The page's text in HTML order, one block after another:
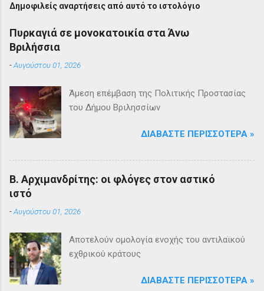
Δημοφιλείς αναρτήσεις από αυτό το ιστολόγιο
Πυρκαγιά σε μονοκατοικία στα Άνω
Βριλήσσια
-Αυγούστου 01, 2026
Άμεση επέμβαση της Πολιτικής Προστασίας
του Δήμου Βριλησσίων
ΔΙΑΒΆΣΤΕ ΠΕΡΙΣΣΌΤΕΡΑ »
Β. Αρχιμανδρίτης: οι φλόγες στον αστικό
ιστό
-Αυγούστου 01, 2026
Αποτελούν ομολογία ενοχής του αντιλαϊκού
εχθρικού κράτους
ΔΙΑΒΆΣΤΕ ΠΕΡΙΣΣΌΤΕΡΑ »